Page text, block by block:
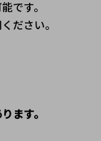
です。
ださい。
ます。